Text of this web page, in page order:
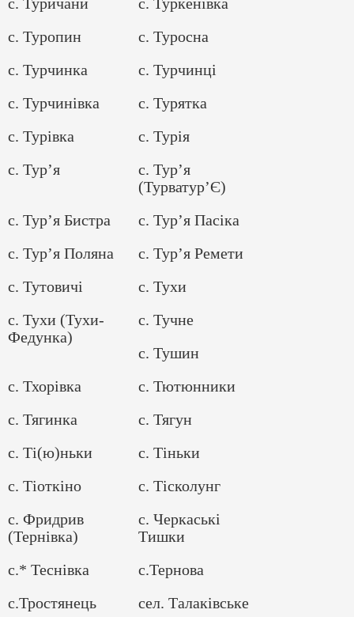
с. Туропин
с. Туросна
с. Турчинка
с. Турчинці
с. Турчинівка
с. Турятка
с. Турівка
с. Турія
с. Тур’я
с. Тур’я
(Турватур’Є)
с. Тур’я Бистра
с. Тур’я Пасіка
с. Тур’я Поляна
с. Тур’я Ремети
с. Тутовичі
с. Тухи
с. Тухи (Тухи-
Федунка)
с. Тучне
с. Тушин
с. Тхорівка
с. Тютюнники
с. Тягинка
с. Тягун
с. Ті(ю)ньки
с. Тіньки
с. Тіоткіно
с. Тісколунг
с. Фридрив
(Тернівка)
с. Черкаські
Тишки
с.* Теснівка
с.Тернова
с.Тростянець
сел. Талаківське